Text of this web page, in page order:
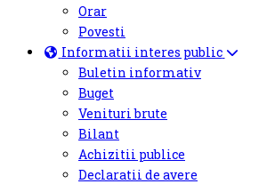
Orar
Povesti
Informatii interes public
Buletin informativ
Buget
Venituri brute
Bilant
Achizitii publice
Declaratii de avere